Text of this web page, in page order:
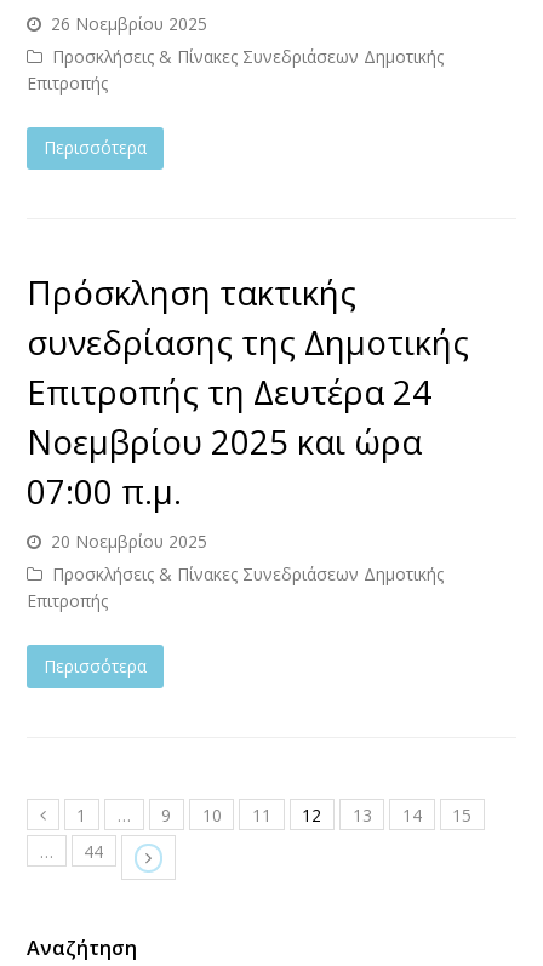
26 Νοεμβρίου 2025
Προσκλήσεις & Πίνακες Συνεδριάσεων Δημοτικής
Επιτροπής
Περισσότερα
Πρόσκληση τακτικής
συνεδρίασης της Δημοτικής
Επιτροπής τη Δευτέρα 24
Νοεμβρίου 2025 και ώρα
07:00 π.μ.
20 Νοεμβρίου 2025
Προσκλήσεις & Πίνακες Συνεδριάσεων Δημοτικής
Επιτροπής
Περισσότερα
1 … 9 10 11 12 13 14
15
…
44
Αναζήτηση